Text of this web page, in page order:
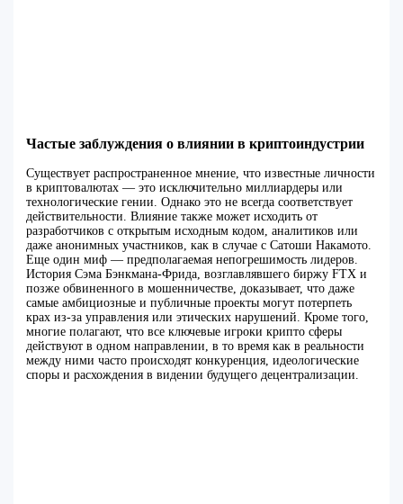
Частые заблуждения о влиянии в криптоиндустрии
Существует распространенное мнение, что известные личности
в криптовалютах — это исключительно миллиардеры или
технологические гении. Однако это не всегда соответствует
действительности. Влияние также может исходить от
разработчиков с открытым исходным кодом, аналитиков или
даже анонимных участников, как в случае с Сатоши Накамото.
Еще один миф — предполагаемая непогрешимость лидеров.
История Сэма Бэнкмана-Фрида, возглавлявшего биржу FTX и
позже обвиненного в мошенничестве, доказывает, что даже
самые амбициозные и публичные проекты могут потерпеть
крах из-за управления или этических нарушений. Кроме того,
многие полагают, что все ключевые игроки крипто сферы
действуют в одном направлении, в то время как в реальности
между ними часто происходят конкуренция, идеологические
споры и расхождения в видении будущего децентрализации.